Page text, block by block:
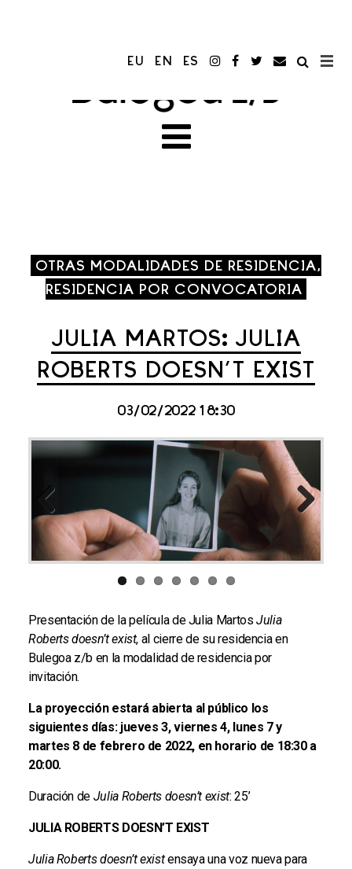
EU EN ES
OTRAS MODALIDADES DE RESIDENCIA,
RESIDENCIA POR CONVOCATORIA
JULIA MARTOS: JULIA
ROBERTS DOESN’T EXIST
03/02/2022 18:30
Previous Next
Presentación de la película de Julia MartosJulia
Roberts doesn’t exist, al cierre de su residencia en
Bulegoa z/b en la modalidad de residencia por
invitación.
La proyección estará abierta al público los
siguientes días: jueves 3, viernes 4, lunes 7 y
martes 8 de febrero de 2022, en horario de 18:30 a
20:00.
Duración de Julia Roberts doesn’t exist: 25’
JULIA ROBERTS DOESN’T EXIST
Julia Roberts doesn’t existensaya una voz nueva para